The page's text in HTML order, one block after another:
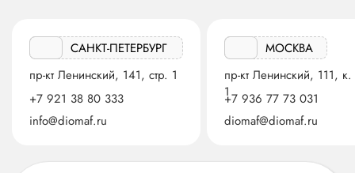
САНКТ-ПЕТЕРБУРГ
пр-кт Ленинский, 141, стр. 1
+7 921 38 80 333
info@diomaf.ru
МОСКВА
пр-кт Ленинский, 111, к.
1+7 936 77 73 031
diomaf@diomaf.ru